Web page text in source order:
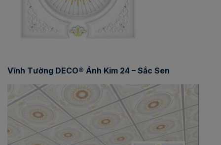
Vĩnh Tường DECO® Ánh Kim 24 – Sắc Sen